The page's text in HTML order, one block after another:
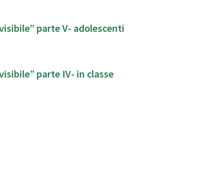
parte V- adolescenti
parte IV- in classe